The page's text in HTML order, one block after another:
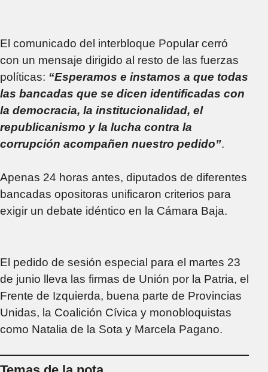
El comunicado del interbloque Popular cerró
con un mensaje dirigido al resto de las fuerzas
políticas: “Esperamos e instamos a que todas
las bancadas que se dicen identificadas con
la democracia, la institucionalidad, el
republicanismo y la lucha contra la
corrupción acompañen nuestro pedido”.
Apenas 24 horas antes, diputados de diferentes
bancadas opositoras unificaron criterios para
exigir un debate idéntico en la Cámara Baja.
El pedido de sesión especial para el martes 23
de junio lleva las firmas de Unión por la Patria, el
Frente de Izquierda, buena parte de Provincias
Unidas, la Coalición Cívica y monobloquistas
como Natalia de la Sota y Marcela Pagano.